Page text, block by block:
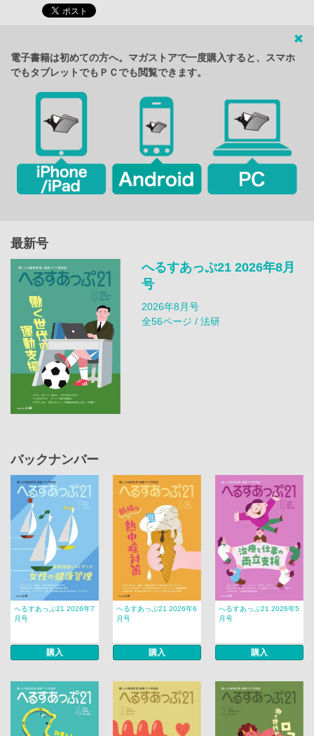
電子書籍は初めての方へ。マガストアで一度購入すると、スマホ
でもタブレットでもＰＣでも閲覧できます。
最新号
へるすあっぷ21 2026年8月
号
2026年8月号
全56ページ / 法研
バックナンバー
へるすあっぷ21 2026年7
月号
購入
へるすあっぷ21 2026年6
月号
購入
へるすあっぷ21 2026年5
月号
購入